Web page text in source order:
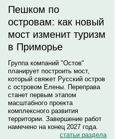
Пешком по
островам: как новый
мост изменит туризм
в Приморье
Группа компаний "Остов"
планирует построить мост,
который свяжет Русский остров
с островом Елены. Переправа
станет первым этапом
масштабного проекта
комплексного развития
территории. Завершение работ
намечено на конец 2027 года.
статьи раздела